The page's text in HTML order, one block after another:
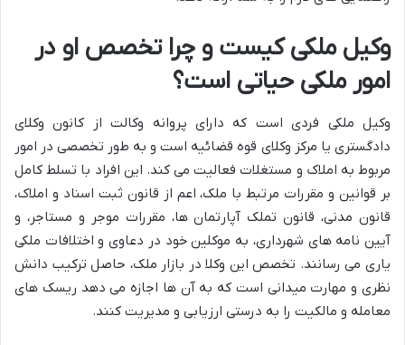
وکیل ملکی کیست و چرا تخصص او در
امور ملکی حیاتی است؟
وکیل ملکی فردی است که دارای پروانه وکالت از کانون وکلای
دادگستری یا مرکز وکلای قوه قضائیه است و به طور تخصصی در امور
مربوط به املاک و مستغلات فعالیت می کند. این افراد با تسلط کامل
بر قوانین و مقررات مرتبط با ملک، اعم از قانون ثبت اسناد و املاک،
قانون مدنی، قانون تملک آپارتمان ها، مقررات موجر و مستاجر، و
آیین نامه های شهرداری، به موکلین خود در دعاوی و اختلافات ملکی
یاری می رسانند. تخصص این وکلا در بازار ملک، حاصل ترکیب دانش
نظری و مهارت میدانی است که به آن ها اجازه می دهد ریسک های
معامله و مالکیت را به درستی ارزیابی و مدیریت کنند.